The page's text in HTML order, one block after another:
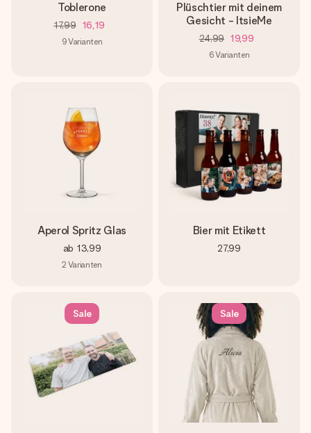
Toblerone
17,99 16,19
9Varianten
Plüschtier mit deinem
Gesicht - ItsieMe
24,99 19,99
6Varianten
Aperol Spritz Glas
ab 13,99
2 Varianten
Bier mit Etikett
27,99
Sale Sale